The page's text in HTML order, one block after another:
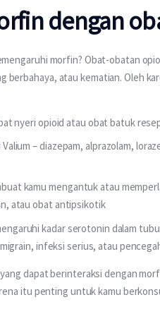
dengan
morfin? Obat-obatan
berbahaya, atau kematian. Oleh
nyeri opioid atau obat batuk
– diazepam, alprazolam,
kamu mengantuk atau
atau obat antipsikotik
kadar serotonin dalam
infeksi serius, atau
dapat berinteraksi dengan
itu penting untuk kamu